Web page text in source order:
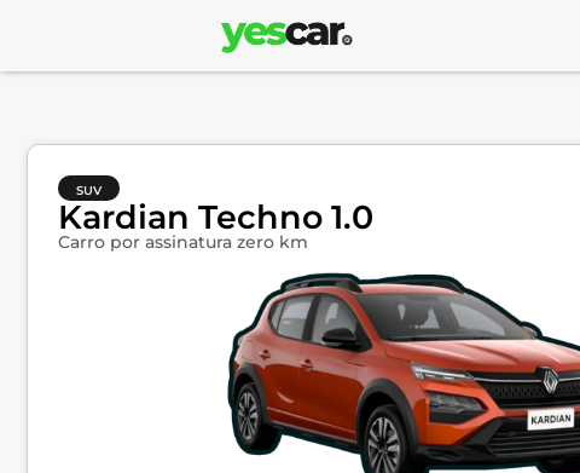
SUV
Kardian Techno 1.0
Carro por assinatura zero km